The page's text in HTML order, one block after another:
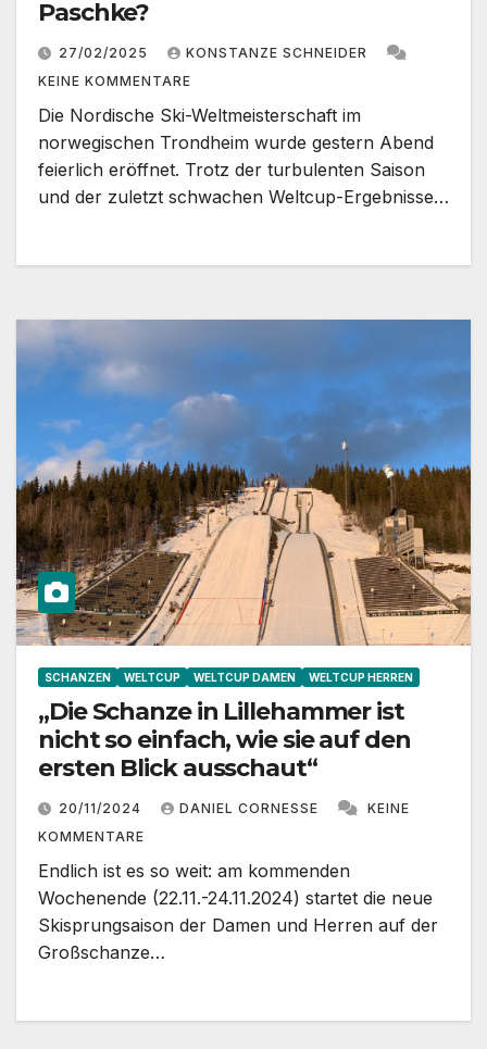
Paschke?
27/02/2025
KONSTANZE SCHNEIDER
KEINE KOMMENTARE
Die Nordische Ski-Weltmeisterschaft im
norwegischen Trondheim wurde gestern Abend
feierlich eröffnet. Trotz der turbulenten Saison
und der zuletzt schwachen Weltcup-Ergebnisse…
SCHANZEN WELTCUP WELTCUP DAMEN WELTCUP HERREN
„Die Schanze in Lillehammer ist
nicht so einfach, wie sie auf den
ersten Blick ausschaut“
20/11/2024 DANIEL CORNESSE
KEINE
KOMMENTARE
Endlich ist es so weit: am kommenden
Wochenende (22.11.-24.11.2024) startet die neue
Skisprungsaison der Damen und Herren auf der
Großschanze…